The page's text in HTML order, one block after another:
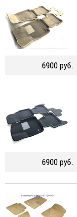
6900 руб.
6900 руб.